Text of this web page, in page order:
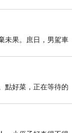
未果。庶日，男駕車
點好菜，正在等待的